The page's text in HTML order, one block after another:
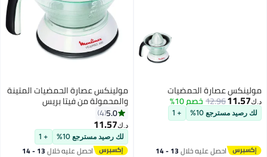
مولينكس عصارة الحمضيات
د.ك‏11.57
12.96خصم 10%
لك رصيد مسترجع 10% + 1
احصل عليه خلال 13 - 14
مولينكس عصارة الحمضيات المتينة
والمحمولة من فيتا بريس
5.0
4
د.ك‏11.57
لك رصيد مسترجع 10% + 1
احصل عليه خلال 13 - 14